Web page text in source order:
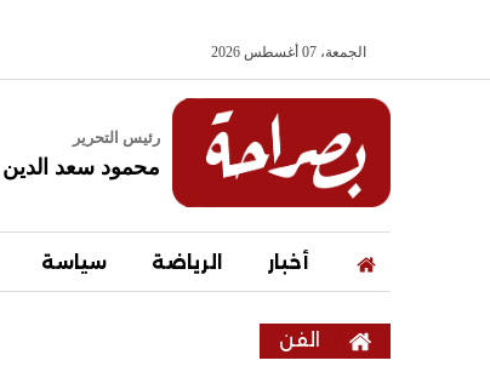
الجمعة، 07 أغسطس 2026
رئيس التحرير
محمود سعد الدين
أخبار الرياضة سياسة
الفن